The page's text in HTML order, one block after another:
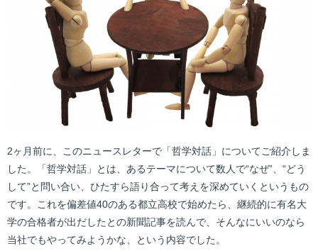
2ヶ月前に、このニュースレターで「哲学対話」についてご紹介しま
した。「哲学対話」とは、あるテーマについて数人で“なぜ”、“どう
して”と問い合い、ひたすら語り合って考えを深めていくというもの
です。これを偏差値40のある都立高校で始めたら、継続的に有名大
学の合格者が出だしたとの新聞記事を読んで、そんなにいいのなら
当社でもやってみようかな、という内容でした。